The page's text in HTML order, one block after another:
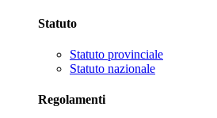
Statuto
Statuto provinciale
Statuto nazionale
Regolamenti